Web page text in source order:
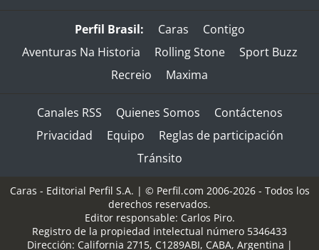
Perfil Brasil: Caras
Contigo
Aventuras Na Historia
Rolling Stone
Sport Buzz
Recreio
Maxima
Canales RSS Quienes Somos
Contáctenos
Privacidad
Equipo
Reglas de participación
Tránsito
Caras - Editorial Perfil S.A. | © Perfil.com 2006-2026 - Todos los
derechos reservados.
Editor responsable: Carlos Piro.
Registro de la propiedad intelectual número 5346433
Dirección: California 2715, C1289ABI, CABA, Argentina |